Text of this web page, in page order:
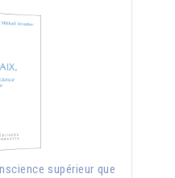
supérieur que